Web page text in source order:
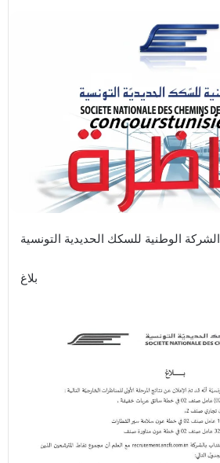
الشركة الوطنية للسكك الحديدية التونسية
بلاغ